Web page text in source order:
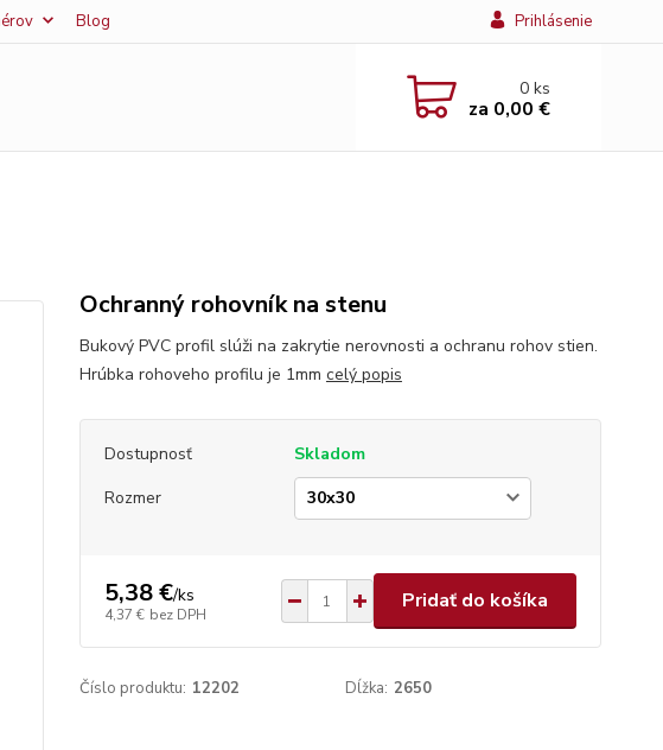
Blog Prihlásenie
0ks
za 0,00 €
Ochranný rohovník na stenu
Bukový PVC profil slúži na zakrytie nerovnosti a ochranu rohov stien.
Hrúbka rohoveho profilu je 1mm celý popis
Dostupnosť
Skladom
Rozmer
5,38 €/ks
4,37 € bez DPH
Pridať do košíka
Číslo produktu: 12202 Dĺžka: 2650